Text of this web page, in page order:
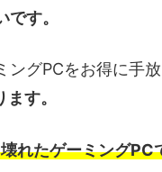
す。
ングPCをお得に手
ます。
れたゲーミングPC